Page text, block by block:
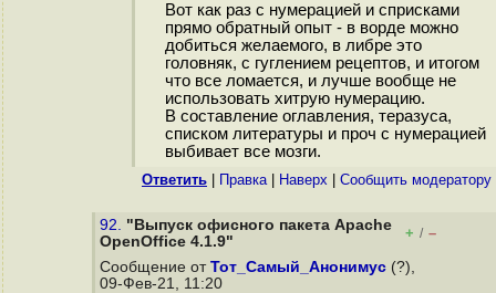
Вот как раз с нумерацией и сприсками
прямо обратный опыт - в ворде можно
добиться желаемого, в либре это
головняк, с гуглением рецептов, и итогом
что все ломается, и лучше вообще не
использовать хитрую нумерацию.
В составление оглавления, теразуса,
списком литературы и проч с нумерацией
выбивает все мозги.
Ответить Правка| Наверх Cообщить модератору
92. "Выпуск офисного пакета Apache
OpenOffice 4.1.9"
+ / –
Сообщение от Тот_Самый_Анонимус (?),
09-Фев-21, 11:20